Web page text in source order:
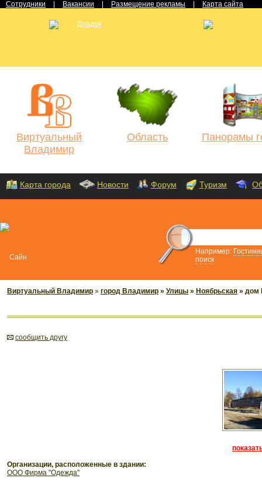
Сотрудники Вакансии Размещение рекламы Карта сайта
Виртуальный
Владимир
Область Панорамы
Карта города Новости Форум Туризм
Например:
поиск
Виртуальный Владимир » город Владимир » Улицы » Ноябрьская » дом
cообщить другу
Организации, расположенные в здании:
ООО Фирма "Одежда"